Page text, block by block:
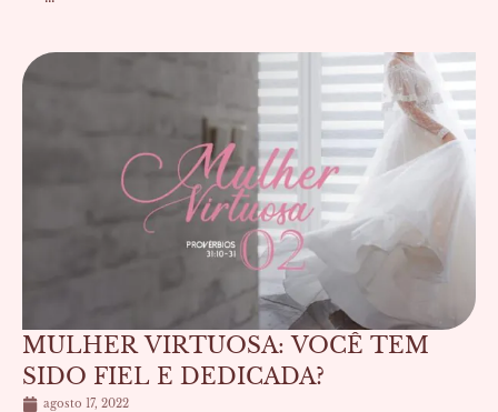
MULHER VIRTUOSA: VOCÊ TEM
SIDO FIEL E DEDICADA?
agosto 17, 2022